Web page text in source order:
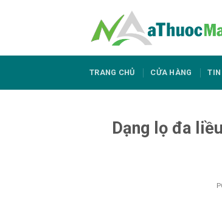
TRANG CHỦ CỬA HÀNG TIN
Dạng lọ đa